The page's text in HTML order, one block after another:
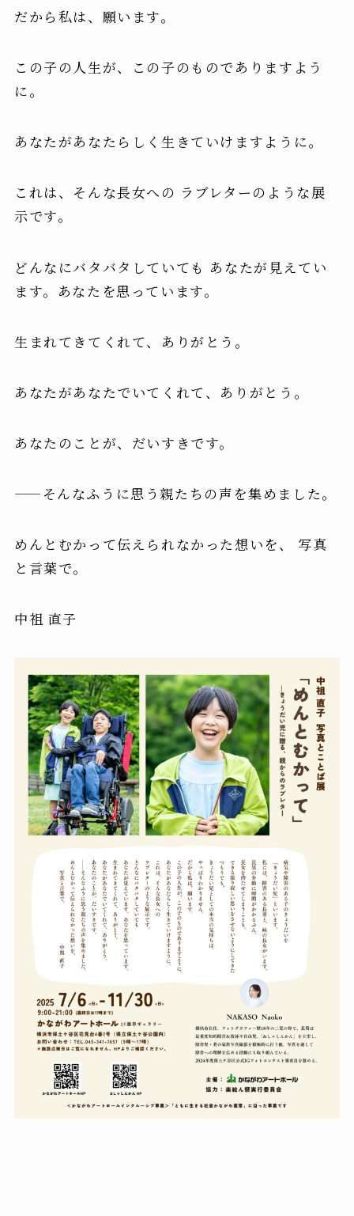
だから私は、願います。
この子の人生が、この子のものでありますよう
に。
あなたがあなたらしく生きていけますように。
これは、そんな長女への ラブレターのような展
示です。
どんなにバタバタしていても あなたが見えてい
ます。あなたを思っています。
生まれてきてくれて、ありがとう。
あなたがあなたでいてくれて、ありがとう。
あなたのことが、だいすきです。
——そんなふうに思う親たちの声を集めました。
めんとむかって伝えられなかった想いを、 写真
と言葉で。
中祖 直子